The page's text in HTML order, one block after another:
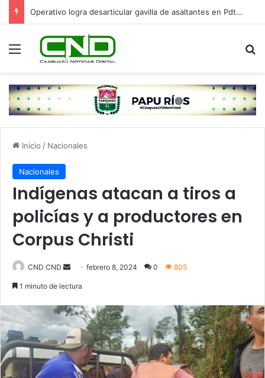
Operativo logra desarticular gavilla de asaltantes en Pdte. Franco: hay cinco detenidos
Menú
Inicio / Nacionales
Nacionales
Indígenas atacan a tiros a
policías y a productores en
Corpus Christi
CND CND
Sendfebrero 8, 2024 0 805
1 minuto de lectura